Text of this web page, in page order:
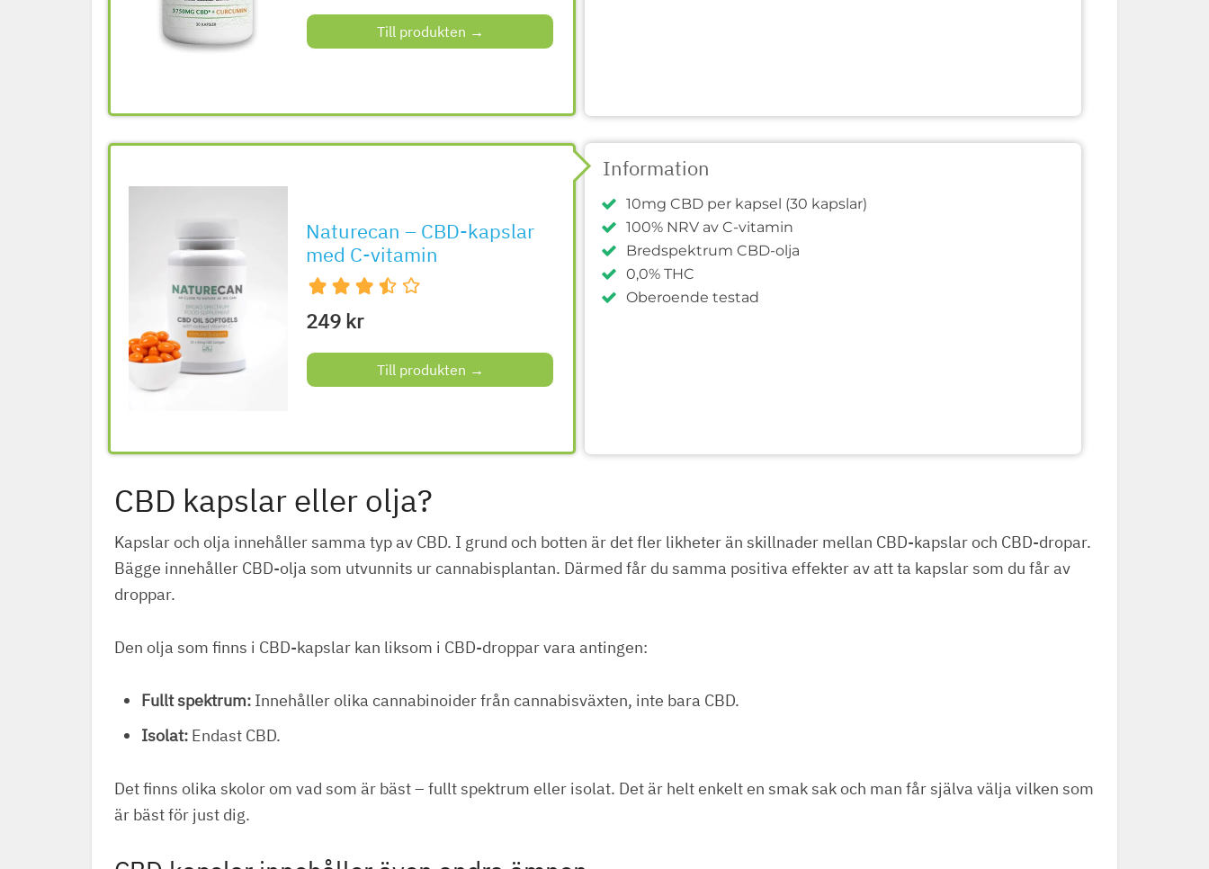
Till produkten →
Naturecan – CBD-kapslar
med C-vitamin
249 kr
Till produkten →
Information
10mg CBD per kapsel (30 kapslar)
100% NRV av C-vitamin
Bredspektrum CBD-olja
0,0% THC
Oberoende testad
CBD kapslar eller olja?
Kapslar och olja innehåller samma typ av CBD. I grund och botten är det fler likheter än skillnader mellan CBD-kapslar och CBD-dropar.
Bägge innehåller CBD-olja som utvunnits ur cannabisplantan. Därmed får du samma positiva effekter av att ta kapslar som du får av
droppar.
Den olja som finns i CBD-kapslar kan liksom i CBD-droppar vara antingen:
Fullt spektrum: Innehåller olika cannabinoider från cannabisväxten, inte bara CBD.
Isolat: Endast CBD.
Det finns olika skolor om vad som är bäst – fullt spektrum eller isolat. Det är helt enkelt en smak sak och man får själva välja vilken som
är bäst för just dig.